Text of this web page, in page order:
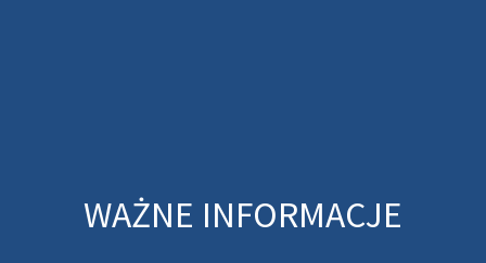
WAŻNE INFORMACJE